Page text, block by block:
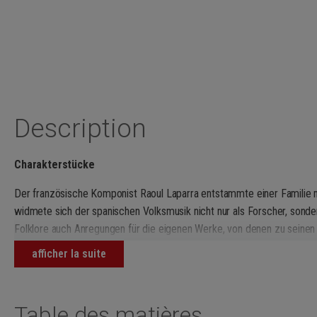
Description
Charakterstücke
Der französische Komponist Raoul Laparra entstammte einer Familie
widmete sich der spanischen Volksmusik nicht nur als Forscher,
Folklore auch Anregungen für die eigenen Werke, von denen zu
Spanien-Opern reüssierten. Unter seinen Liedern und seiner
originelle Funde machen, wie die Suite für Flöte und Klavier,
afficher la suite